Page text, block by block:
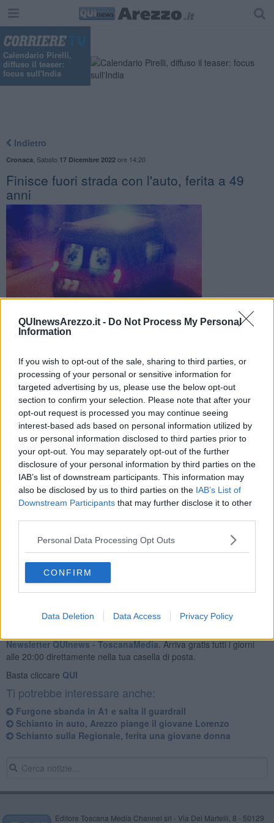
QUInewsArezzo.it - Do Not Process My Personal
Information
If you wish to opt-out of the sale, sharing to third parties, or
processing of your personal or sensitive information for
targeted advertising by us, please use the below opt-out
section to confirm your selection. Please note that after your
opt-out request is processed you may continue seeing
interest-based ads based on personal information utilized by
us or personal information disclosed to third parties prior to
your opt-out. You may separately opt-out of the further
disclosure of your personal information by third parties on the
IAB’s list of downstream participants. This information may
also be disclosed by us to third parties on the IAB’s List of
Downstream Participants that may further disclose it to other
Personal Data Processing Opt Outs
CONFIRM
Data Deletion Data Access Privacy Policy
Calendario Pirelli,
diffuso il teaser:
focus sull'India
Indietro
Cronaca Sabato 17 Dicembre 2022ore 14:20
Finisce fuori strada con l'auto, ferita a 49
anni
L'incidente nella notte lungo la Setteponti. La donna è stata
portata dai sanitari del 118 all'ospedale della Gruccia
SAN GIUSTINO VALDARNO — Incidentenella notte lungo la
Setteponti a San Giustino, nel comune di Loro Ciuffenna.
Una donna di 49 anniha perso il controllo della sua macchina
andando a finire fuori strada. Rimasta ferita è stata portata al
pronto soccorso dell'ospedale della Gruccia in codice giallo.
Giustino Valdarno. I rilievi sono stati svolti dai carabinieri della
compagnia di San Giovanni Valdarno.
Newsletter QUInews - ToscanaMedia.Arriva gratis tutti i giorni
alle 20:00 direttamente nella tua casella di posta.
Basta cliccare QUI
Ti potrebbe interessare anche:
Furgone sbanda in A1 e salta il guardrail
Schianto in auto, Arezzo piange il giovane Lorenzo
Schianto sulla Regionale, ferita una giovane donna
Editore Toscana Media Channel srl - Via Dei Martelli, 8 - 50129